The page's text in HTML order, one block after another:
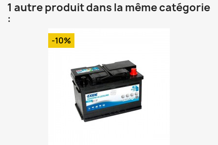
1 autre produit dans la même catégorie
:
-10%